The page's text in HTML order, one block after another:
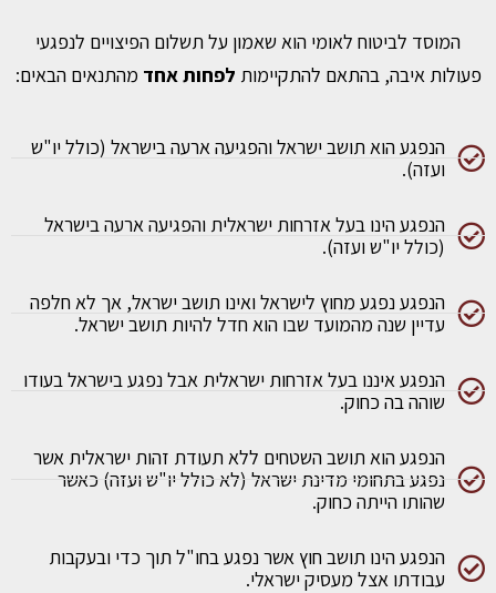
המוסד לביטוח לאומי הוא שאמון על תשלום הפיצויים לנפגעי
פעולות איבה, בהתאם להתקיימות לפחות אחד מהתנאים הבאים:
הנפגע הוא תושב ישראל והפגיעה ארעה בישראל (כולל יו"ש
ועזה).
הנפגע הינו בעל אזרחות ישראלית והפגיעה ארעה בישראל
(כולל יו"ש ועזה).
הנפגע נפגע מחוץ לישראל ואינו תושב ישראל, אך לא חלפה
עדיין שנה מהמועד שבו הוא חדל להיות תושב ישראל.
הנפגע איננו בעל אזרחות ישראלית אבל נפגע בישראל בעודו
שוהה בה כחוק.
הנפגע הוא תושב השטחים ללא תעודת זהות ישראלית אשר
נפגע בתחומי מדינת ישראל (לא כולל יו"ש ועזה) כאשר
שהותו הייתה כחוק.
הנפגע הינו תושב חוץ אשר נפגע בחו"ל תוך כדי ובעקבות
עבודתו אצל מעסיק ישראלי.